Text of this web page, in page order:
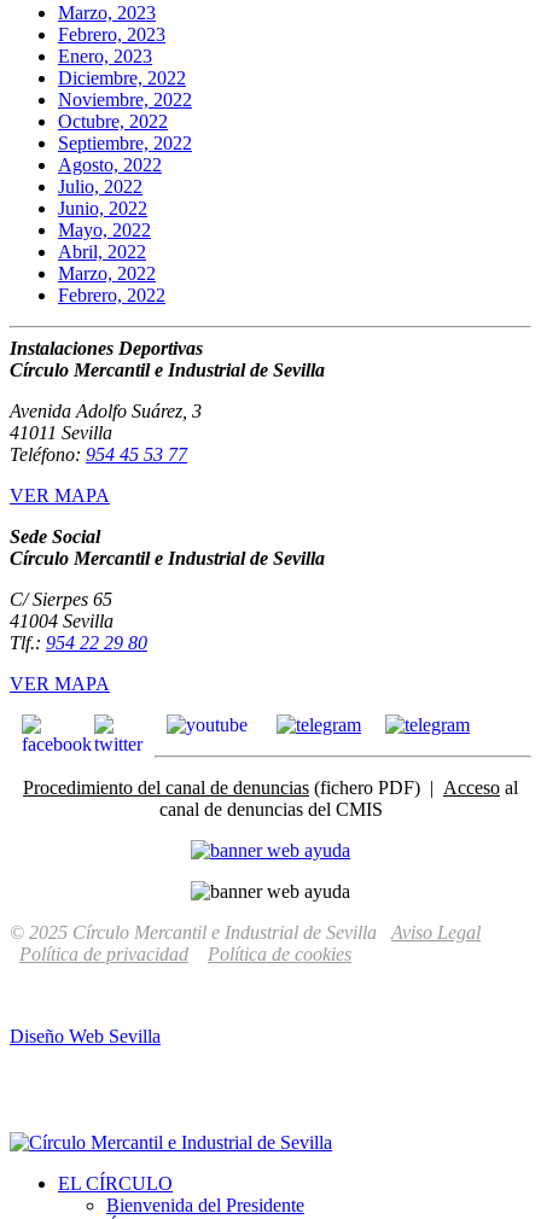
Marzo, 2023
Febrero, 2023
Enero, 2023
Diciembre, 2022
Noviembre, 2022
Octubre, 2022
Septiembre, 2022
Agosto, 2022
Julio, 2022
Junio, 2022
Mayo, 2022
Abril, 2022
Marzo, 2022
Febrero, 2022
Instalaciones Deportivas
Círculo Mercantil e Industrial de Sevilla
Avenida Adolfo Suárez, 3
41011 Sevilla
Teléfono: 954 45 53 77
VER MAPA
Sede Social
Círculo Mercantil e Industrial de Sevilla
C/ Sierpes 65
41004 Sevilla
Tlf.: 954 22 29 80
VER MAPA
Procedimiento del canal de denuncias (fichero PDF) | Acceso al
canal de denuncias del CMIS
© 2025 Círculo Mercantil e Industrial de Sevilla Aviso Legal
Política de privacidad
Política de cookies
Diseño Web Sevilla
EL CÍRCULO
Bienvenida del Presidente